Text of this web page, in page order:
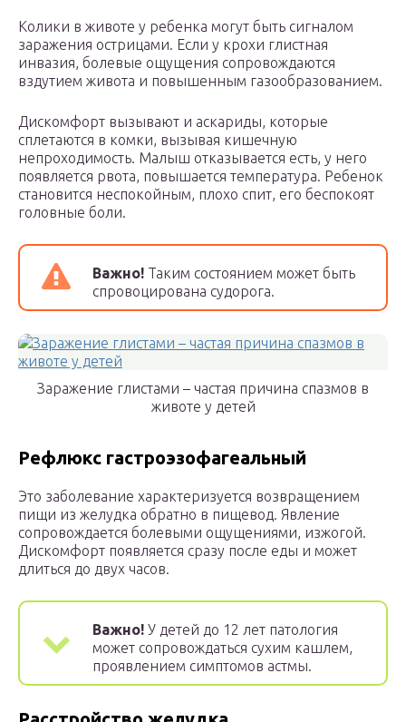
Колики в животе у ребенка могут быть сигналом
заражения острицами. Если у крохи глистная
инвазия, болевые ощущения сопровождаются
вздутием живота и повышенным газообразованием.
Дискомфорт вызывают и аскариды, которые
сплетаются в комки, вызывая кишечную
непроходимость. Малыш отказывается есть, у него
появляется рвота, повышается температура. Ребенок
становится неспокойным, плохо спит, его беспокоят
головные боли.
Важно! Таким состоянием может быть
спровоцирована судорога.
Заражение глистами – частая причина спазмов в
животе у детей
Рефлюкс гастроэзофагеальный
Это заболевание характеризуется возвращением
пищи из желудка обратно в пищевод. Явление
сопровождается болевыми ощущениями, изжогой.
Дискомфорт появляется сразу после еды и может
длиться до двух часов.
Важно! У детей до 12 лет патология
может сопровождаться сухим кашлем,
проявлением симптомов астмы.